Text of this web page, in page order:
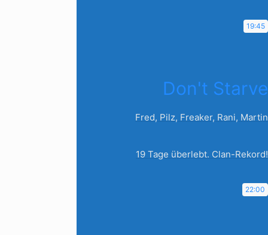
19:45
Don't Starve
Fred, Pilz, Freaker, Rani, Martin
19 Tage überlebt. Clan-Rekord!
22:00